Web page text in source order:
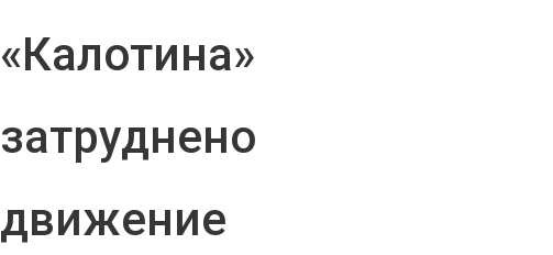
«Калотина»
затруднено
движение